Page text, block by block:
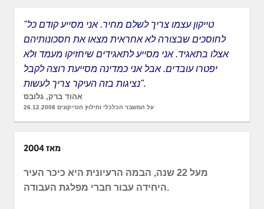
"טייקון עצמו צריך לשלם מחיר. אני מסייע קודם כל
לחוסכים שבצורה לא אחראית מצאו את חסכונותיהם
אצלו בתאגיד. אני מסייע לתאגידים שיחזיקו מעמד ולא
יפטרו עובדים. אבל אני כמדינה מסייעת רוצה לקבל
נציגות בזה העיקר צריך לעשות".
אהוד ברק, גלובס
על המשבר הכלכלי וחילוץ הטייקונים 26.12.2008
מאז 2004
מעל 22 שנה, הבמה הרעיונית היא כיכר העיר
היחידה עבור חברי מפלגת העבודה.